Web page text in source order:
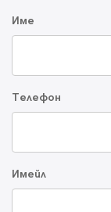
Име
Телефон
Имейл